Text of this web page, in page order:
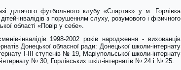
дитячого футбольного клубу «Спартак» у м. Горлівка
інвалідів з порушенням слуху, розумового і фізичного
області «Повір у себе».
інвалідів 1998-2002 років народження - вихованців
Донецької обласної ради: Донецької школи-інтернату
І-ІІІ ступенів № 19, Маріупольської школи-інтернату
інтернату № 30, Горлівських шкіл-інтернатів № 24 і № 25.